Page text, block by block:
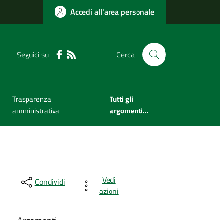
Accedi all'area personale
Seguici su Cerca
Trasparenza
amministrativa
Tutti gli
argomenti...
Condividi
Vedi
azioni